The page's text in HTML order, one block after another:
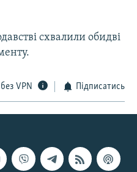
схвалили обидві
VPN Підписатись